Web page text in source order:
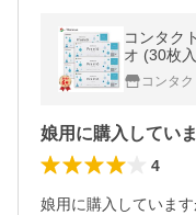
コンタクトレンズ ワン
オ (30枚入) 6箱セット コンタクトレン
AYコンタ
4
娘用に購入していま